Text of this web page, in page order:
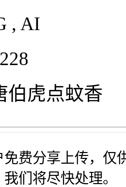
, AI
伯虎点蚊香
免费分享上传，仅
们将尽快处理。